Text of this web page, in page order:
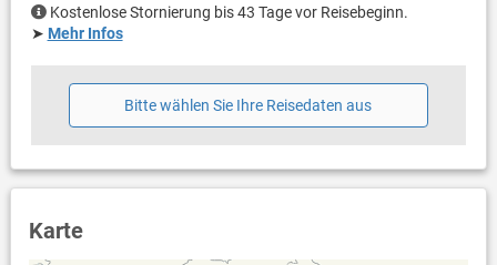
Internet per WLAN
Haustiere sind kostenlos
Kostenlose Stornierung bis 43 Tage vor Reisebeginn.
➤ Mehr Infos
Bitte wählen Sie Ihre Reisedaten aus
Karte